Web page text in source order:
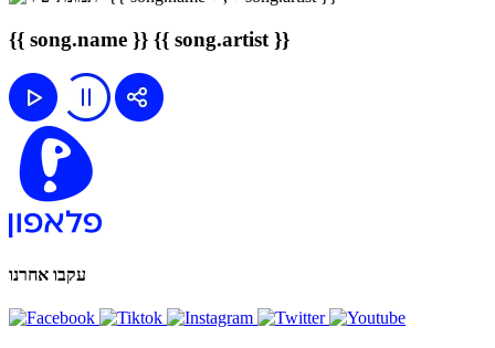
{{ song.name }} {{ song.artist }}
עקבו אחרנו